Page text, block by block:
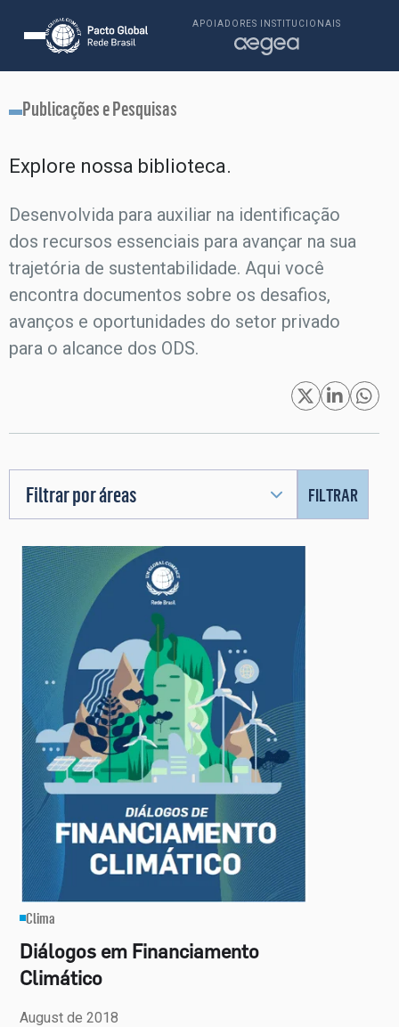
APOIADORES INSTITUCIONAIS
Publicações e Pesquisas
Explore nossa biblioteca.​
Desenvolvida para auxiliar na identificação
dos recursos essenciais para avançar na sua
trajetória de sustentabilidade. Aqui você
encontra documentos sobre os desafios,
avanços e oportunidades do setor privado
para o alcance dos ODS.
Filtrar por áreas FILTRAR
Clima
Diálogos em Financiamento
Climático
August de 2018